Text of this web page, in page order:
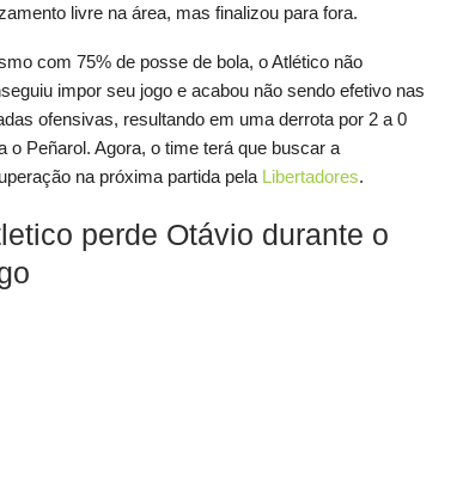
livre na área, mas finalizou para fora.
com 75% de posse de bola, o Atlético não
impor seu jogo e acabou não sendo efetivo nas
ofensivas, resultando em uma derrota por 2 a 0
o Peñarol. Agora, o time terá que buscar a
na próxima partida pela Libertadores.
perde Otávio durante o